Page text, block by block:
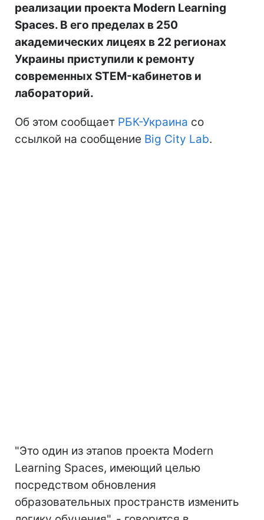
реализации проекта Modern Learning
Spaces. В его пределах в 250
академических лицеях в 22 регионах
Украины приступили к ремонту
современных STEM-кабинетов и
лабораторий.
Об этом сообщает РБК-Украина со
ссылкой на сообщение Big City Lab.
"Это один из этапов проекта Modern
Learning Spaces, имеющий целью
посредством обновления
образовательных пространств изменить